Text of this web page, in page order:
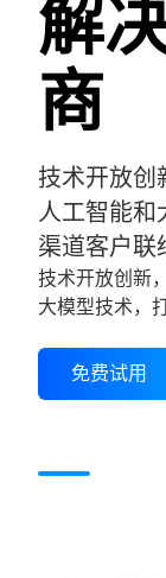
解
商
技术开放创
人工智能和
渠道客户联
技术开放创新
大模型技术，
免费试用